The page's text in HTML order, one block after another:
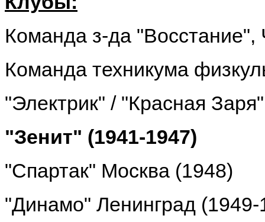
Команда з-да "Восстание",
Команда техникума
"Электрик" / "Красная
"Зенит" (1941-1947)
"Спартак" Москва (1948)
"Динамо" Ленинград